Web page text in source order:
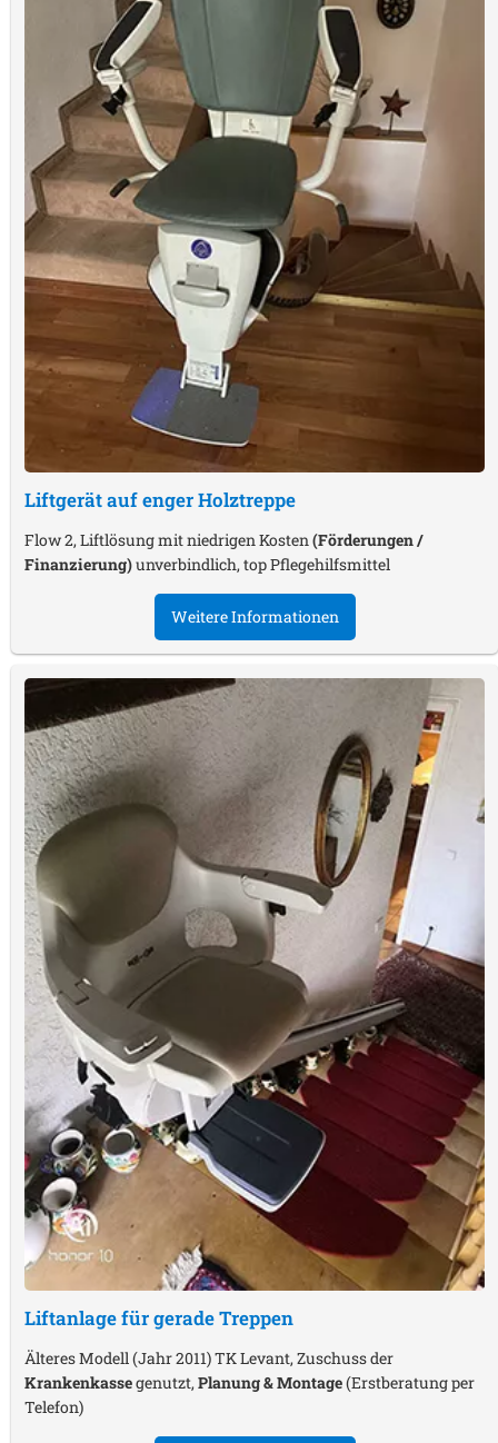
Liftgerät auf enger Holztreppe
Flow 2, Liftlösung mit niedrigen Kosten (Förderungen /
Finanzierung)unverbindlich, top Pflegehilfsmittel
Weitere Informationen
Liftanlage für gerade Treppen
Älteres Modell (Jahr 2011) TK Levant, Zuschuss der
Krankenkassegenutzt,Planung & Montage(Erstberatung per
Telefon)